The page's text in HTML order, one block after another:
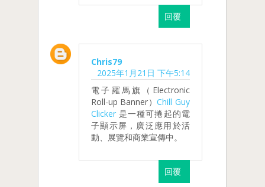
回覆
Chris79
2025年1月21日 下午5:14
電子羅馬旗（Electronic
Roll-up Banner）Chill Guy
Clicker 是一種可捲起的電
子顯示屏，廣泛應用於活
動、展覽和商業宣傳中。
回覆